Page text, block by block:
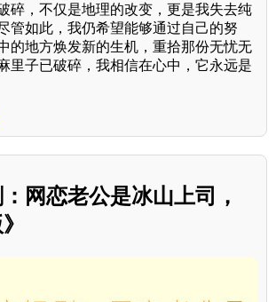
碎，不仅是地理的改变，更是我失去纯
管如此，我仍希望能够通过自己的努
的地方焕发新的生机，重拾那份无忧无
里子已破碎，我相信在心中，它永远是
：网恋老公是冰山上司，